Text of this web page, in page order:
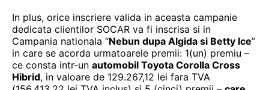
In plus, orice inscriere valida in aceasta campanie
dedicata clientilor SOCAR va fi inscrisa si in
Campania nationala “Nebun dupa Algida si Betty Ice”
in care se acorda urmatoarele premii: 1(un) premiu –
ce consta intr-un automobil Toyota Corolla Cross
Hibrid, in valoare de 129.267,12 lei fara TVA